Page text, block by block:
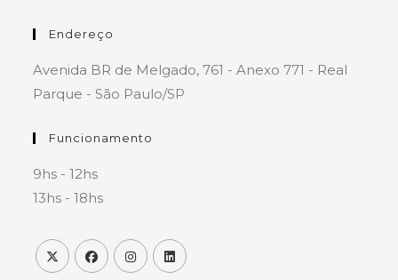
Endereço
Avenida BR de Melgado, 761 - Anexo 771 - Real
Parque - São Paulo/SP
Funcionamento
9hs - 12hs
13hs - 18hs